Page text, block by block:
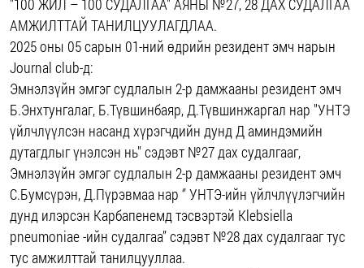
"100 ЖИЛ – 100 СУДАЛГАА" АЯНЫ №27, 28 ДАХ СУДАЛГАА
АМЖИЛТТАЙ ТАНИЛЦУУЛАГДЛАА.
2025 оны 05 сарын 01-ний өдрийн резидент эмч нарын
Journal club-д:
Эмнэлзүйн эмгэг судлалын 2-р дамжааны резидент эмч
Б.Энхтунгалаг, Б.Түвшинбаяр, Д.Түвшинжаргал нар "УНТЭ
үйлчлүүлсэн насанд хүрэгчдийн дунд Д аминдэмийн
дутагдлыг үнэлсэн нь" сэдэвт №27 дах судалгааг,
Эмнэлзүйн эмгэг судлалын 2-р дамжааны резидент эмч
С.Бумсүрэн, Д.Пүрэвмаа нар ‘’ УНТЭ-ийн үйлчлүүлэгчийн
дунд илэрсэн Карбапенемд тэсвэртэй Klebsiella
pneumoniae -ийн судалгаа’’ сэдэвт №28 дах судалгааг тус
тус амжилттай танилцууллаа.